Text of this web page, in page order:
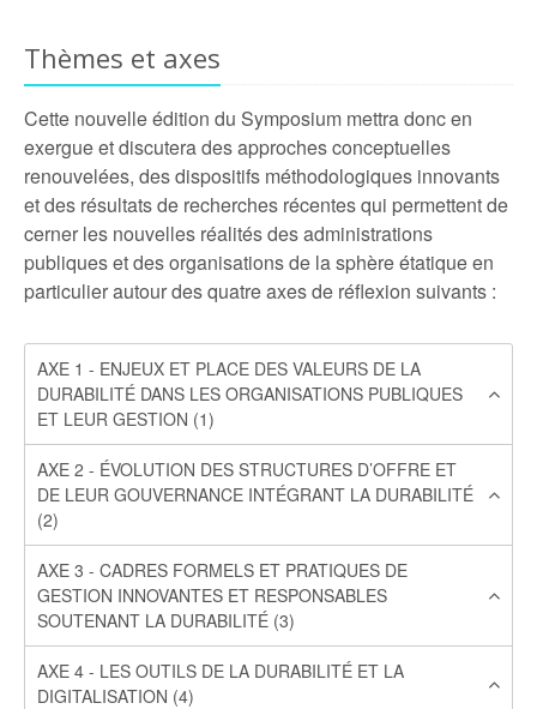
Thèmes et axes
Cette nouvelle édition du Symposium mettra donc en
exergue et discutera des approches conceptuelles
renouvelées, des dispositifs méthodologiques innovants
et des résultats de recherches récentes qui permettent de
cerner les nouvelles réalités des administrations
publiques et des organisations de la sphère étatique en
particulier autour des quatre axes de réflexion suivants :
AXE 1 - ENJEUX ET PLACE DES VALEURS DE LA
DURABILITÉ DANS LES ORGANISATIONS PUBLIQUES
ET LEUR GESTION (1)
AXE 2 - ÉVOLUTION DES STRUCTURES D’OFFRE ET
DE LEUR GOUVERNANCE INTÉGRANT LA DURABILITÉ
(2)
AXE 3 - CADRES FORMELS ET PRATIQUES DE
GESTION INNOVANTES ET RESPONSABLES
SOUTENANT LA DURABILITÉ (3)
AXE 4 - LES OUTILS DE LA DURABILITÉ ET LA
DIGITALISATION (4)